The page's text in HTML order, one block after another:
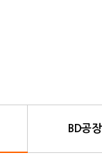
BD공장